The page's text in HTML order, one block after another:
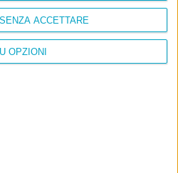
OPZIONI
ACCETTARE